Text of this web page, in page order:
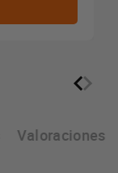
Valoraciones